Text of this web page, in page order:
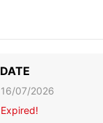
DATE
16/07/2026
Expired!